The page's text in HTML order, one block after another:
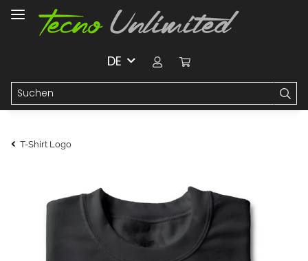
DE
T-Shirt Logo